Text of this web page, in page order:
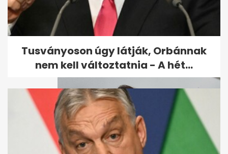
Bors: Szabó Zsófi marad a
törökbálinti luxusházban, de
komoly...
Tusványoson úgy látják, Orbánnak
nem kell változtatnia - A hét...